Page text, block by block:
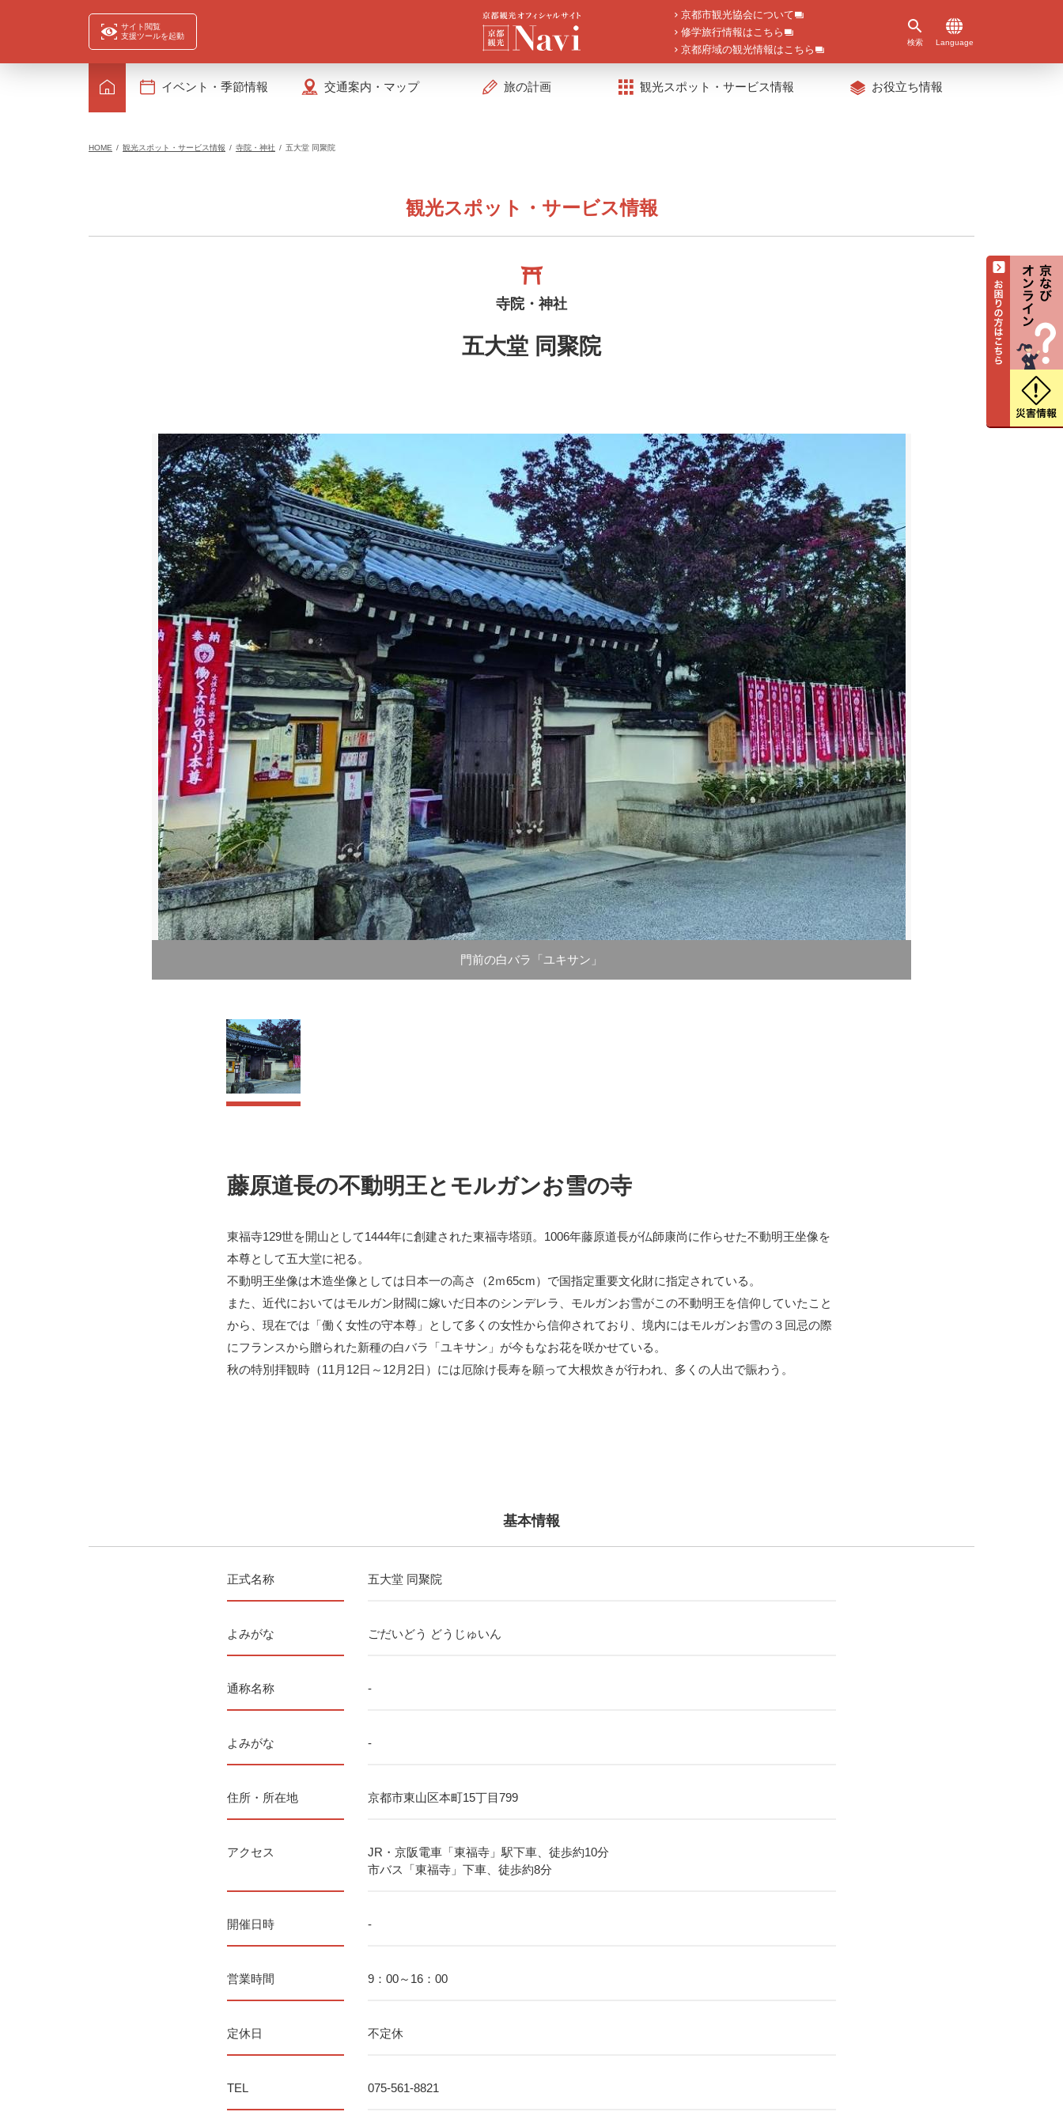
サイト閲覧
支援ツールを起動
京都市観光協会について
修学旅行情報はこちら
京都府域の観光情報はこちら
検索 Language
イベント・季節情報 交通案内・マップ 旅の計画 観光スポット・サービス情報 お役立ち情報
HOME 観光スポット・サービス情報 寺院・神社 五大堂 同聚院
観光スポット・サービス情報
寺院・神社
五大堂 同聚院
門前の白バラ「ユキサン」
藤原道長の不動明王とモルガンお雪の寺
東福寺129世を開山として1444年に創建された東福寺塔頭。1006年藤原道長が仏師康尚に作らせた不動明王坐像を
本尊として五大堂に祀る。
不動明王坐像は木造坐像としては日本一の高さ（2ｍ65cm）で国指定重要文化財に指定されている。
また、近代においてはモルガン財閥に嫁いだ日本のシンデレラ、モルガンお雪がこの不動明王を信仰していたこと
から、現在では「働く女性の守本尊」として多くの女性から信仰されており、境内にはモルガンお雪の３回忌の際
にフランスから贈られた新種の白バラ「ユキサン」が今もなお花を咲かせている。
秋の特別拝観時（11月12日～12月2日）には厄除け長寿を願って大根炊きが行われ、多くの人出で賑わう。
基本情報
正式名称 五大堂 同聚院
よみがな ごだいどう どうじゅいん
通称名称 -
よみがな -
住所・所在地 京都市東山区本町15丁目799
アクセス
JR・京阪電車「東福寺」駅下車、徒歩約10分
市バス「東福寺」下車、徒歩約8分
開催日時 -
営業時間 9：00～16：00
定休日 不定休
TEL 075-561-8821